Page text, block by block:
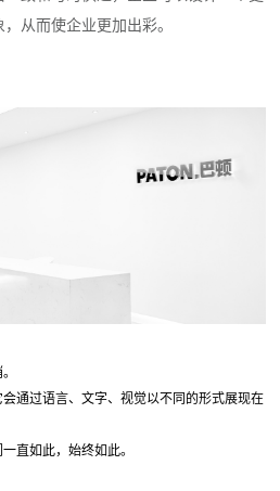
从而使企业更加出彩。
通过语言、文字、视觉以不同的形式展现在
直如此，始终如此。